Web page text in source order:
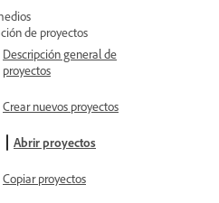
de proyectos
Descripción general de
proyectos
Crear nuevos proyectos
Abrir proyectos
Copiar proyectos